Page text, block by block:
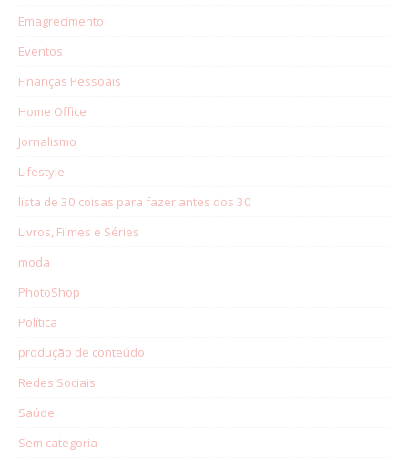
Emagrecimento
Eventos
Finanças Pessoais
Home Office
Jornalismo
Lifestyle
lista de 30 coisas para fazer antes dos 30
Livros, Filmes e Séries
moda
PhotoShop
Política
produção de conteúdo
Redes Sociais
Saúde
Sem categoria